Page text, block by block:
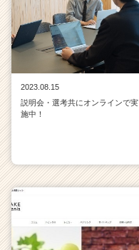
2023.08.15
説明会・選考共にオンラインで実
施中！